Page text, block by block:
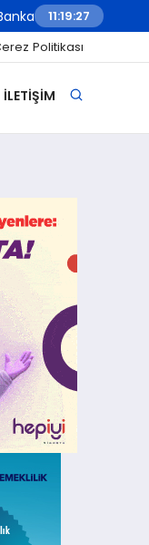
Üst Yönetiminde
11:19:29
Politikası
İLETIŞIM